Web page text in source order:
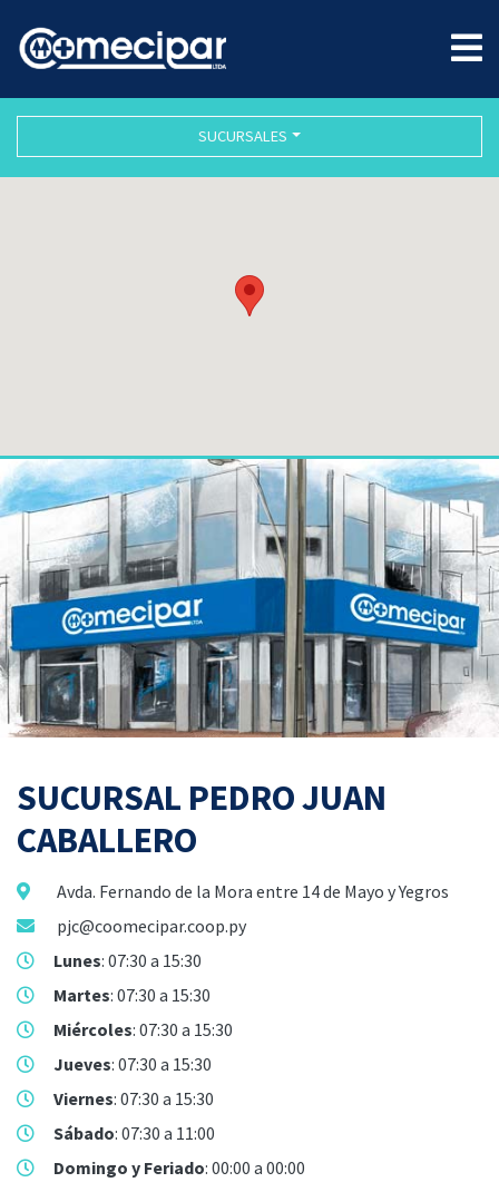
SUCURSALES
SUCURSAL PEDRO JUAN
CABALLERO
Avda. Fernando de la Mora entre 14 de Mayo y Yegros
pjc@coomecipar.coop.py
Lunes: 07:30 a 15:30
Martes: 07:30 a 15:30
Miércoles: 07:30 a 15:30
Jueves: 07:30 a 15:30
Viernes: 07:30 a 15:30
Sábado: 07:30 a 11:00
Domingo y Feriado: 00:00 a 00:00